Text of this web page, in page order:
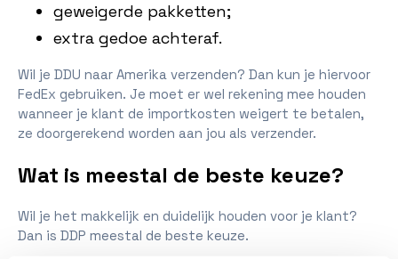
geweigerde pakketten;
extra gedoe achteraf.
Wil je DDU naar Amerika verzenden? Dan kun je hiervoor
FedEx gebruiken. Je moet er wel rekening mee houden
wanneer je klant de importkosten weigert te betalen,
ze doorgerekend worden aan jou als verzender.
Wat is meestal de beste keuze?
Wil je het makkelijk en duidelijk houden voor je klant?
Dan is DDP meestal de beste keuze.